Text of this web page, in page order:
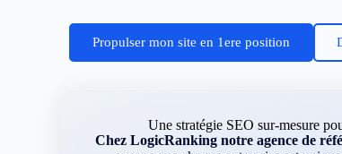
Propulser mon site en 1ere position
Une stratégie SEO sur-mesure
Chez LogicRanking notre agence de